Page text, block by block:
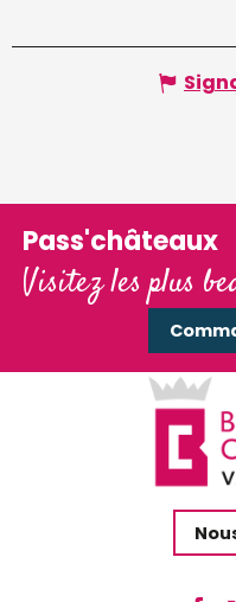
Pass'châteaux
Visitez les plus